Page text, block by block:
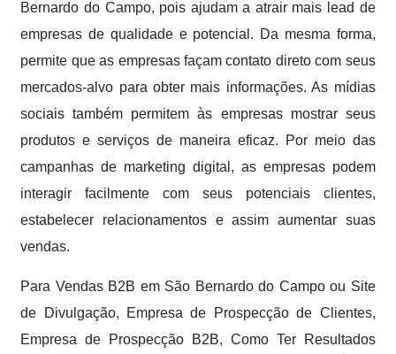
Bernardo do Campo, pois ajudam a atrair mais lead de
empresas de qualidade e potencial. Da mesma forma,
permite que as empresas façam contato direto com seus
mercados-alvo para obter mais informações. As mídias
sociais também permitem às empresas mostrar seus
produtos e serviços de maneira eficaz. Por meio das
campanhas de marketing digital, as empresas podem
interagir facilmente com seus potenciais clientes,
estabelecer relacionamentos e assim aumentar suas
vendas.
Para Vendas B2B em São Bernardo do Campo ou Site
de Divulgação, Empresa de Prospecção de Clientes,
Empresa de Prospecção B2B, Como Ter Resultados